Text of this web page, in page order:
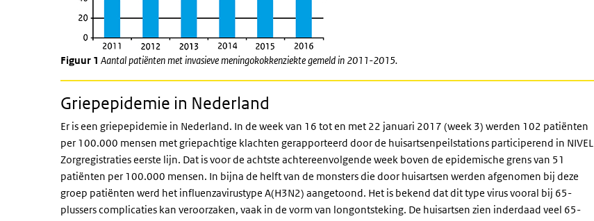
Figuur 1 Aantal patiënten met invasieve meningokokkenziekte gemeld in 2011-2015.
Griepepidemie in Nederland
Er is een griepepidemie in Nederland. In de week van 16 tot en met 22 januari 2017 (week 3) werden 102 patiënten
per 100.000 mensen met griepachtige klachten gerapporteerd door de huisartsenpeilstations participerend in NIVEL
Zorgregistraties eerste lijn. Dat is voor de achtste achtereenvolgende week boven de epidemische grens van 51
patiënten per 100.000 mensen. In bijna de helft van de monsters die door huisartsen werden afgenomen bij deze
groep patiënten werd het influenzavirustype A(H3N2) aangetoond. Het is bekend dat dit type virus vooral bij 65-
plussers complicaties kan veroorzaken, vaak in de vorm van longontsteking. De huisartsen zien inderdaad veel 65-